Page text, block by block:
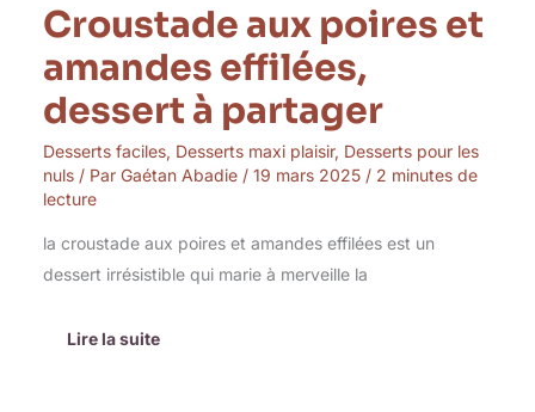
Croustade aux poires et
amandes effilées,
dessert à partager
Desserts faciles, Desserts maxi plaisir, Desserts pour les
nuls/ Par Gaétan Abadie / 19 mars 2025 / 2 minutes de
lecture
la croustade aux poires et amandes effilées est un
dessert irrésistible qui marie à merveille la
Lire la suite